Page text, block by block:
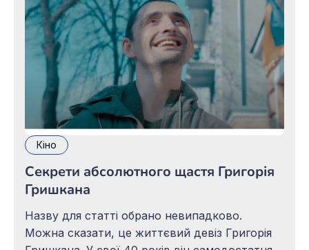
30
Кіно
Секрети абсолютного щастя Григорія
Гришкана
Назву для статті обрано невипадково.
Можна сказати, це життєвий девіз Григорія